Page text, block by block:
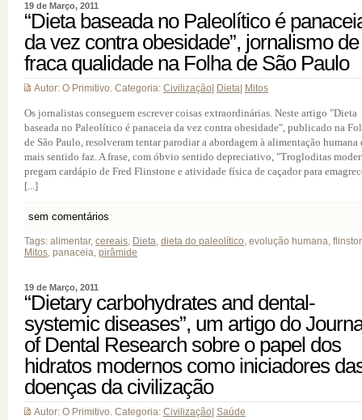
19 de Março, 2011
“Dieta baseada no Paleolítico é
da vez contra obesidade”, jornalismo de
fraca qualidade na Folha de São Paulo
Autor: O Primitivo. Categoria: Civilização Dieta Mitos
Os jornalistas conseguem escrever coisas extraordinárias. Neste artigo "Dieta
baseada no Paleolítico é panaceia da vez contra obesidade", publicado na
de São Paulo, resolveram tentar parodiar a abordagem à alimentação humana
mais sentido faz. A frase, com óbvio sentido depreciativo, "Trogloditas
pregam cardápio de Fred Flinstone e atividade física de caçador para
[...]
sem comentários
Tags: alimentar, cereais, Dieta, dieta do paleolítico, evolução humana,
Mitos, panaceia, pirâmide
19 de Março, 2011
“Dietary carbohydrates and dental-
systemic diseases”, um artigo do
of Dental Research sobre o papel dos
hidratos modernos como iniciadores
doenças da civilização
Autor: O Primitivo. Categoria: Civilização Saúde